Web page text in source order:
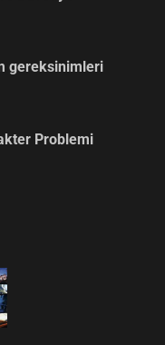
gereksinimleri
Problemi